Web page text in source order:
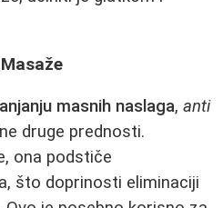
masnih naslaga, anti
druge prednosti.
ona podstiče
što doprinosti eliminaciji